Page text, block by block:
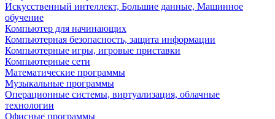
Искусственный интеллект, Большие данные, Машинное
обучение
Компьютер для начинающих
Компьютерная безопасность, защита информации
Компьютерные игры, игровые приставки
Компьютерные сети
Математические программы
Музыкальные программы
Операционные системы, виртуализация, облачные
технологии
Офисные программы